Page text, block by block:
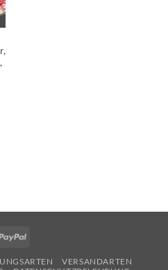
PayPal
VERSANDARTEN